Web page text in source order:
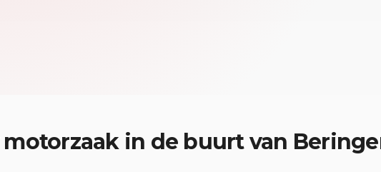
motorzaakin de buurt van